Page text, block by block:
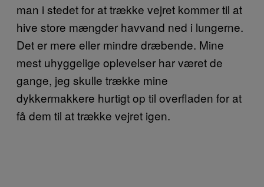
man i stedet for at trække vejret kommer til at
hive store mængder havvand ned i lungerne.
Det er mere eller mindre dræbende. Mine
mest uhyggelige oplevelser har været de
gange, jeg skulle trække mine
dykkermakkere hurtigt op til overfladen for at
få dem til at trække vejret igen.